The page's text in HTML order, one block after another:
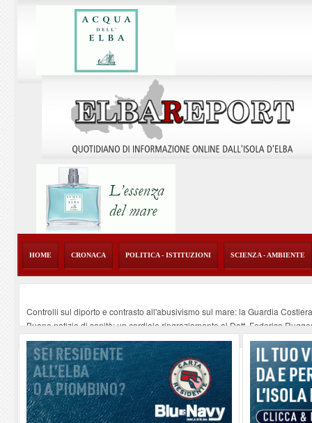
HOME CRONACA POLITICA - ISTITUZIONI SCIENZA - AMBIENTE
Controlli sul diporto e contrasto all'abusivismo sul mare: la Guardia
Buone notizie di sanità: un cordiale ringraziamento al Dott. Federico
Altiero Spinelli e Ursula Hirschmann all'Elba: riaffiora una testimonianza
Capoliveri, potenziata la pulizia dei bordi stradali -07-08-2026
Marina di Campo tra i porti interessati dal nuovo piano dell'Autorità